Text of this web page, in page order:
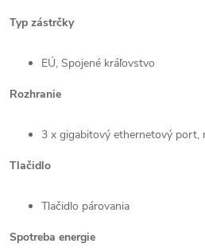
Typ zástrčky
EÚ, Spojené kráľovstvo
Rozhranie
3 x gigabitový ethernetový port,
Tlačidlo
Tlačidlo párovania
Spotreba energie